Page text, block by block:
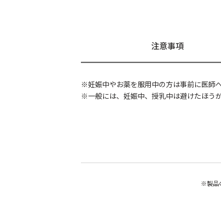
注意事項
※妊娠中やお薬を服用中の方は事前に医師
※一般には、妊娠中、授乳中は避けたほう
※製品